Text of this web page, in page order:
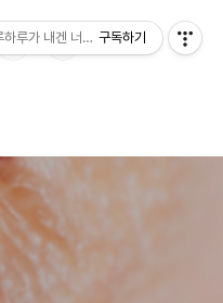
하루가 내겐 너무 소중하다
구독하기